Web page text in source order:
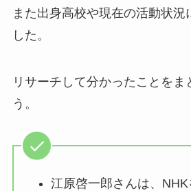
また出身高校や現在の活動状況
した。
リサーチして分かったことをま
う。
江原啓一郎さんは、NHK